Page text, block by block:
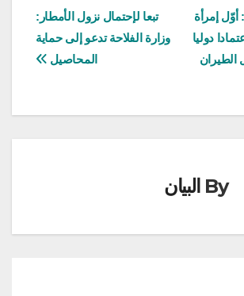
تبعا لإحتمال نزول الأمطار:
وزارة الفلاحة تدعو إلى حماية
المحاصيل
إمرأة
دوليا
الطيران
By البيان